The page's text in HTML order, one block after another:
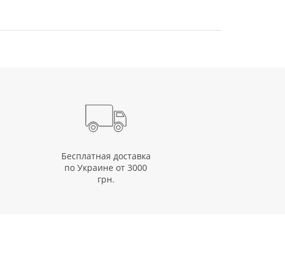
Бесплатная доставка
по Украине от 3000
грн.